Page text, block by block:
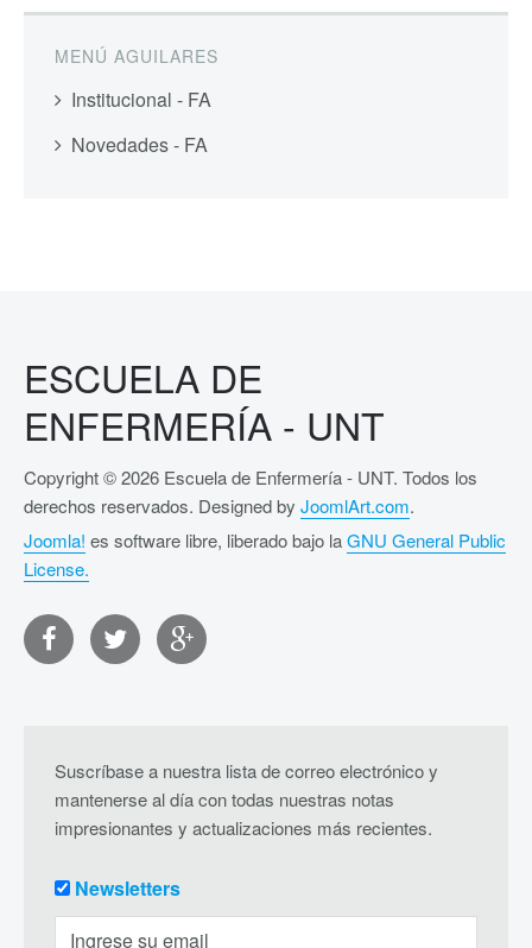
MENÚ AGUILARES
Institucional - FA
Novedades - FA
ESCUELA DE
ENFERMERÍA - UNT
Copyright © 2026 Escuela de Enfermería - UNT. Todos los
derechos reservados. Designed by JoomlArt.com.
Joomla! es software libre, liberado bajo laGNU General Public
License.
Suscríbase a nuestra lista de correo electrónico y
mantenerse al día con todas nuestras notas
impresionantes y actualizaciones más recientes.
Newsletters